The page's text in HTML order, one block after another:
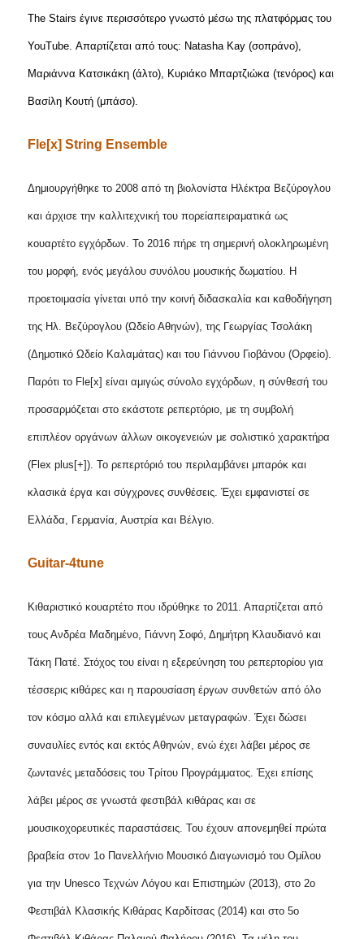
The Stairs έγινε περισσότερο γνωστό μέσω της πλατφόρμας του
YouTube. Απαρτίζεται από τους: Natasha Kay (σοπράνο),
Μαριάννα Κατσικάκη (άλτο), Κυριάκο Μπαρτζιώκα (τενόρος) και
Βασίλη Κουτή (μπάσο).
Fle[x] String Ensemble
Δημιουργήθηκε το 2008 από τη βιολονίστα Ηλέκτρα Βεζύρογλου
και άρχισε την καλλιτεχνική του πορείαπειραματικά ως
κουαρτέτο εγχόρδων. Το 2016 πήρε τη σημερινή ολοκληρωμένη
του μορφή, ενός μεγάλου συνόλου μουσικής δωματίου. Η
προετοιμασία γίνεται υπό την κοινή διδασκαλία και καθοδήγηση
της Ηλ. Βεζύρογλου (Ωδείο Αθηνών), της Γεωργίας Τσολάκη
(Δημοτικό Ωδείο Καλαμάτας) και του Γιάννου Γιοβάνου (Ορφείο).
Παρότι το Fle[x] είναι αμιγώς σύνολο εγχόρδων, η σύνθεσή του
προσαρμόζεται στο εκάστοτε ρεπερτόριο, με τη συμβολή
επιπλέον οργάνων άλλων οικογενειών με σολιστικό χαρακτήρα
(Flex plus[+]). Το ρεπερτόριό του περιλαμβάνει μπαρόκ και
κλασικά έργα και σύγχρονες συνθέσεις. Έχει εμφανιστεί σε
Ελλάδα, Γερμανία, Αυστρία και Βέλγιο.
Guitar-4tune
Κιθαριστικό κουαρτέτο που ιδρύθηκε το 2011. Απαρτίζεται από
τους Ανδρέα Μαδημένο, Γιάννη Σοφό, Δημήτρη Κλαυδιανό και
Τάκη Πατέ. Στόχος του είναι η εξερεύνηση του ρεπερτορίου για
τέσσερις κιθάρες και η παρουσίαση έργων συνθετών από όλο
τον κόσμο αλλά και επιλεγμένων μεταγραφών. Έχει δώσει
συναυλίες εντός και εκτός Αθηνών, ενώ έχει λάβει μέρος σε
ζωντανές μεταδόσεις του Τρίτου Προγράμματος. Έχει επίσης
λάβει μέρος σε γνωστά φεστιβάλ κιθάρας και σε
μουσικοχορευτικές παραστάσεις. Του έχουν απονεμηθεί πρώτα
βραβεία στον 1ο Πανελλήνιο Μουσικό Διαγωνισμό του Ομίλου
για την UnescoΤεχνών Λόγου και Επιστημών (2013), στο 2ο
Φεστιβάλ Κλασικής Κιθάρας Καρδίτσας (2014) και στο 5ο